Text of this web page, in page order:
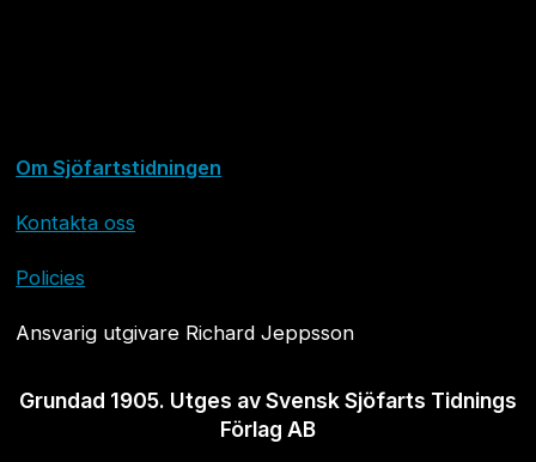
Om Sjöfartstidningen
Kontakta oss
Policies
Ansvarig utgivare Richard Jeppsson
Grundad 1905. Utges av Svensk Sjöfarts Tidnings
Förlag AB